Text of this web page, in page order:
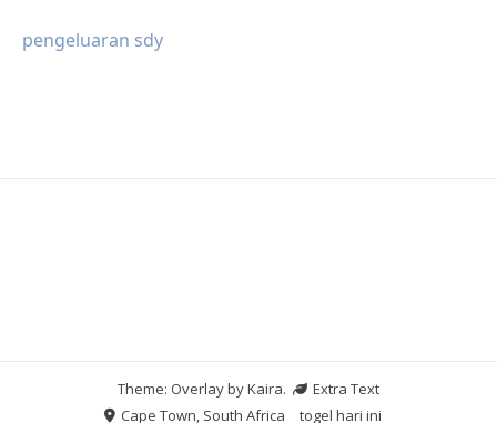
pengeluaran sdy
Theme: Overlay byKaira.
Extra Text
Cape Town, South Africa
togel hari ini